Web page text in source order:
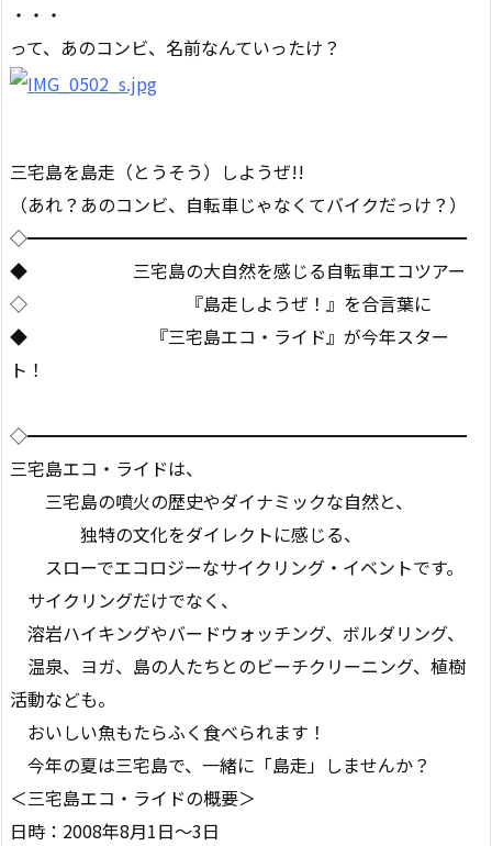
・・・
って、あのコンビ、名前なんていったけ？
三宅島を島走（とうそう）しようぜ!!
（あれ？あのコンビ、自転車じゃなくてバイクだっけ？）
◇━━━━━━━━━━━━━━━━━━━━━━━━━
◆ 三宅島の大自然を感じる自転車エコツアー
◇ 『島走しようぜ！』を合言葉に
◆ 『三宅島エコ・ライド』が今年スター
ト！
◇━━━━━━━━━━━━━━━━━━━━━━━━━
三宅島エコ・ライドは、
三宅島の噴火の歴史やダイナミックな自然と、
独特の文化をダイレクトに感じる、
スローでエコロジーなサイクリング・イベントです。
サイクリングだけでなく、
溶岩ハイキングやバードウォッチング、ボルダリング、
温泉、ヨガ、島の人たちとのビーチクリーニング、植樹
活動なども。
おいしい魚もたらふく食べられます！
今年の夏は三宅島で、一緒に「島走」しませんか？
＜三宅島エコ・ライドの概要＞
日時：2008年8月1日〜3日